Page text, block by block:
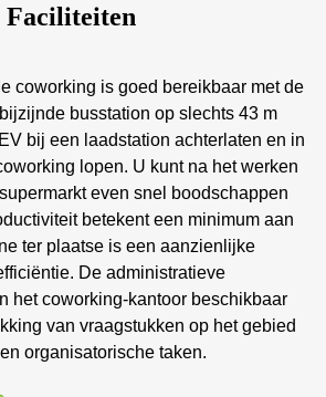
coworking is goed bereikbaar met de
busstation op slechts 43 m
bij een laadstation achterlaten en in
lopen. U kunt na het werken
even snel boodschappen
betekent een minimum aan
ter plaatse is een aanzienlijke
De administratieve
het coworking-kantoor beschikbaar
van vraagstukken op het gebied
organisatorische taken.